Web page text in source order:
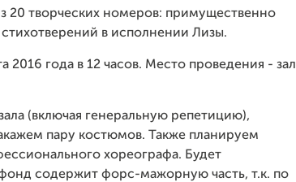
20 творческих номеров: примущественно
в исполнении Лизы.
2016 года в 12 часов. Место проведения - зал
(включая генеральную репетицию),
пару костюмов. Также планируем
хореографа. Будет
фонд содержит форс-мажорную часть, т.к. по